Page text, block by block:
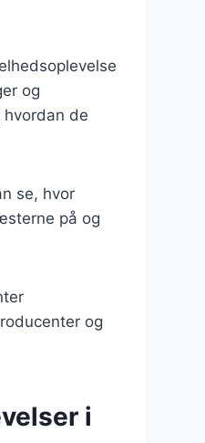
og
de
se, hvor
på og
og
i